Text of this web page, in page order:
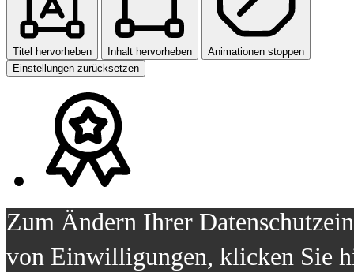
Titel hervorheben Inhalt hervorheben
Animationen stoppen
Einstellungen zurücksetzen
Zum Ändern Ihrer
von Einwilligungen, klicken Sie